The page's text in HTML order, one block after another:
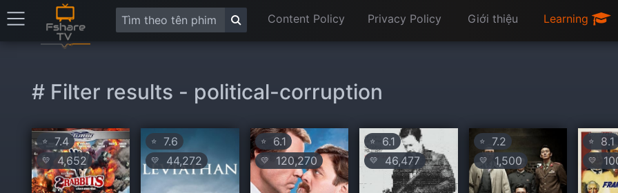
Content Policy Privacy Policy Giới thiệu Learning
# Filter results - political-corruption
⭐ 7.4
💛 4,652
⭐ 7.6
💛 44,272
⭐6.1
💛 120,270
⭐ 6.1
💛 46,477
⭐7.2
💛 1,500
⭐ 8.1
💛